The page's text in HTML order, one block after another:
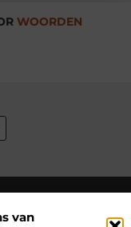
van
WOORDEN